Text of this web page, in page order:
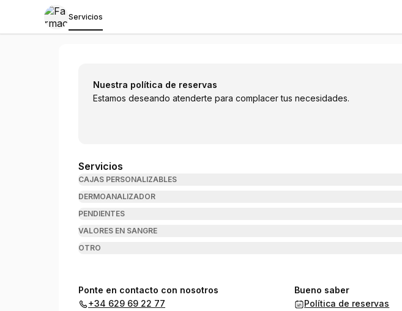
Servicios
Nuestra política de reservas
Estamos deseando atenderte para complacer tus necesidades.
Servicios
CAJAS PERSONALIZABLES
DERMOANALIZADOR
PENDIENTES
VALORES EN SANGRE
OTRO
Ponte en contacto con nosotros
+34 629 69 22 77
Bueno saber
Política de reservas